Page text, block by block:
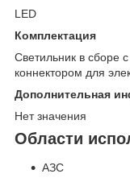
LED
Комплектация
Светильник в сборе
коннектором для
Дополнительная
Нет значения
Области
АЗС